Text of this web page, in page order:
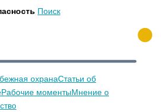
Поиск
охранаСтатьи об
Рабочие моментыМнение о